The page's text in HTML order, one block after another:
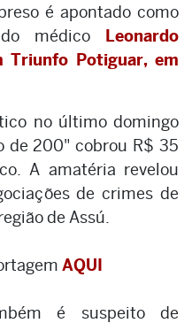
é apontado como
médico Leonardo
Triunfo Potiguar, em
no último domingo
de 200" cobrou R$ 35
A amatéria revelou
de crimes de
de Assú.
AQUI
é suspeito de